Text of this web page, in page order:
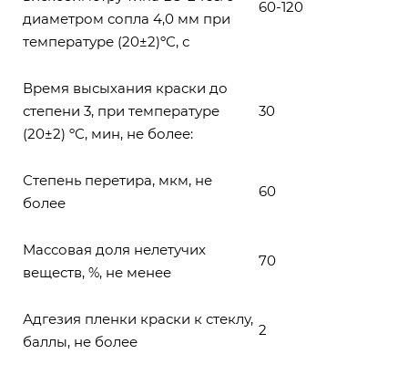
диаметром сопла 4,0 мм при
температуре (20±2)ºС, с
60-120
Время высыхания краски до
степени 3, при температуре
(20±2) ºС, мин, не более:
30
Степень перетира, мкм, не
более
60
Массовая доля нелетучих
веществ, %, не менее
70
Адгезия пленки краски к стеклу,
баллы, не более
2